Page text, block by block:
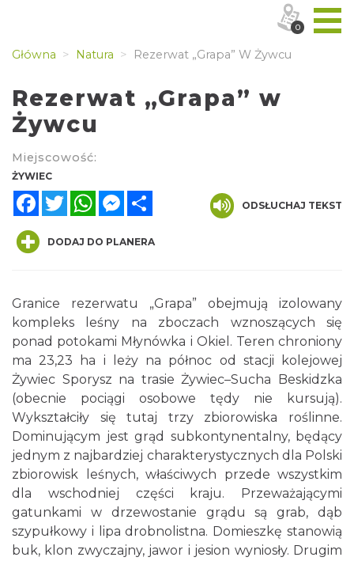
Główna Natura Rezerwat „Grapa” W Żywcu
Rezerwat „Grapa” w
Żywcu
Miejscowość:
ŻYWIEC
FacebookTwitterWhatsAppMessenger
ODSŁUCHAJ TEKST
DODAJ DO PLANERA
Granice rezerwatu „Grapa” obejmują izolowany
kompleks leśny na zboczach wznoszących się
ponad potokami Młynówka i Okiel. Teren chroniony
ma 23,23 ha i leży na północ od stacji kolejowej
Żywiec Sporysz na trasie Żywiec–Sucha Beskidzka
(obecnie pociągi osobowe tędy nie kursują).
Wykształciły się tutaj trzy zbiorowiska roślinne.
Dominującym jest grąd subkontynentalny, będący
jednym z najbardziej charakterystycznych dla Polski
zbiorowisk leśnych, właściwych przede wszystkim
dla wschodniej części kraju. Przeważającymi
gatunkami w drzewostanie grądu są grab, dąb
szypułkowy i lipa drobnolistna. Domieszkę stanowią
buk, klon zwyczajny, jawor i jesion wyniosły. Drugim
0